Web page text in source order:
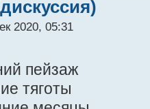
2020, 05:31
пейзаж
тяготы